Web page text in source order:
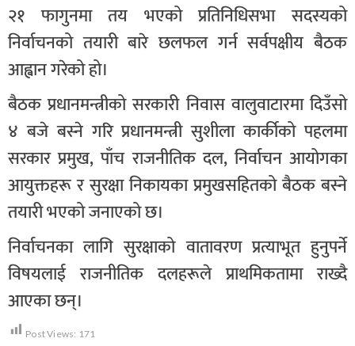
२१ फागुनमा तय भएको प्रतिनिधिसभा सदस्यको
निर्वाचनको तयारी बारे छलफल गर्न सर्वपक्षीय बैठक
आह्वान गरेको हो।
बैठक प्रधानमन्त्रीको सरकारी निवास वालुवाटारमा दिउँसो
४ बजे बस्ने गरि प्रधानमन्त्री सुशीला कार्कीको पहलमा
सरकार प्रमुख, पाँच राजनीतिक दल, निर्वाचन आयोगका
आयुक्तहरू र सुरक्षा निकायका प्रमुखसहितको बैठक बस्ने
तयारी भएको जनाएको छ।
निर्वाचनका लागि सुरक्षाको वातावरण प्रत्याभूत हुनुपर्ने
विषयलाई राजनीतिक दलहरूले प्राथमिकतामा राख्दै
आएका छन्।
Post Views: 171